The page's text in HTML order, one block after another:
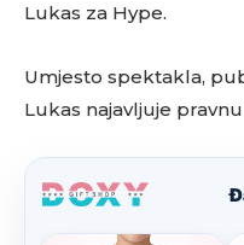
Lukas za Hype.
Umjesto spektakla,
Lukas najavljuje